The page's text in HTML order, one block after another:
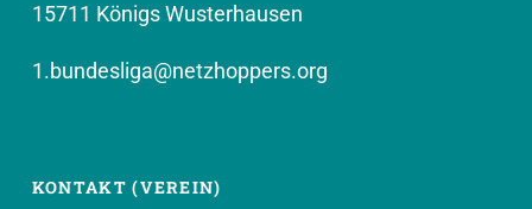
15711 Königs Wusterhausen
1.bundesliga@netzhoppers.org
KONTAKT (VEREIN)